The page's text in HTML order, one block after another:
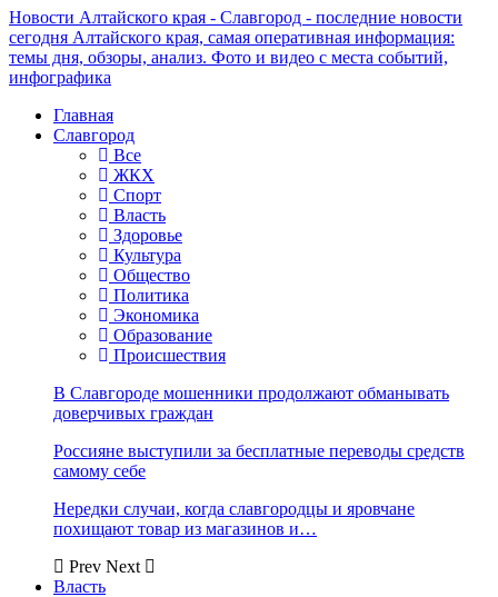
Новости Алтайского края - Славгород - последние новости
сегодня Алтайского края, самая оперативная информация:
темы дня, обзоры, анализ. Фото и видео с места событий,
инфографика
Главная
Славгород
Все
ЖКХ
Спорт
Власть
Здоровье
Культура
Общество
Политика
Экономика
Образование
Происшествия
В Славгороде мошенники продолжают обманывать
доверчивых граждан
Россияне выступили за бесплатные переводы средств
самому себе
Нередки случаи, когда славгородцы и яровчане
похищают товар из магазинов и…
Prev Next
Власть